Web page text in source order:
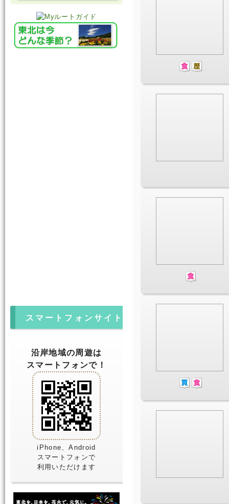
スマートフォンサイト
沿岸地域の周遊は
スマートフォンで！
iPhone、Android
スマートフォンで
利用いただけます